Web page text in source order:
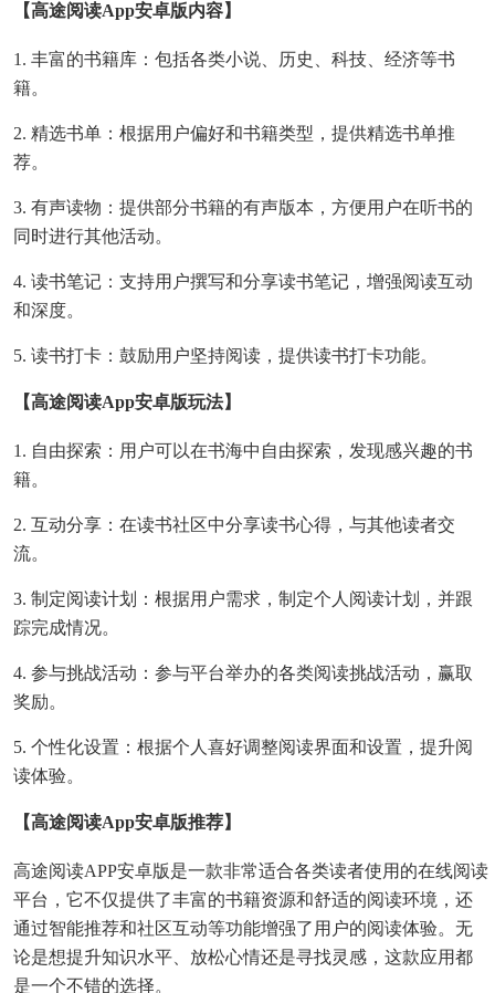
【高途阅读app安卓版内容】
1. 丰富的书籍库：包括各类小说、历史、科技、经济等书
籍。
2. 精选书单：根据用户偏好和书籍类型，提供精选书单推
荐。
3. 有声读物：提供部分书籍的有声版本，方便用户在听书的
同时进行其他活动。
4. 读书笔记：支持用户撰写和分享读书笔记，增强阅读互动
和深度。
5. 读书打卡：鼓励用户坚持阅读，提供读书打卡功能。
【高途阅读app安卓版玩法】
1. 自由探索：用户可以在书海中自由探索，发现感兴趣的书
籍。
2. 互动分享：在读书社区中分享读书心得，与其他读者交
流。
3. 制定阅读计划：根据用户需求，制定个人阅读计划，并跟
踪完成情况。
4. 参与挑战活动：参与平台举办的各类阅读挑战活动，赢取
奖励。
5. 个性化设置：根据个人喜好调整阅读界面和设置，提升阅
读体验。
【高途阅读app安卓版推荐】
高途阅读APP安卓版是一款非常适合各类读者使用的在线阅读
平台，它不仅提供了丰富的书籍资源和舒适的阅读环境，还
通过智能推荐和社区互动等功能增强了用户的阅读体验。无
论是想提升知识水平、放松心情还是寻找灵感，这款应用都
是一个不错的选择。